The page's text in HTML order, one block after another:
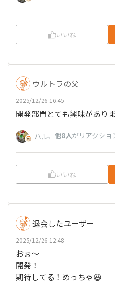
いいね
ウルトラの父
2025/12/26 16:45
開発部門とても興味があり
ハル、 他8人がリアクショ
いいね
退会したユーザー
2025/12/26 12:48
おぉ～
開発！
期待してる！めっちゃ😆